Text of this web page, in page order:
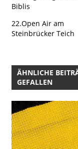
Biblis
22.Open Air am
Steinbrücker Teich
ÄHNLICHE
GEFALLEN